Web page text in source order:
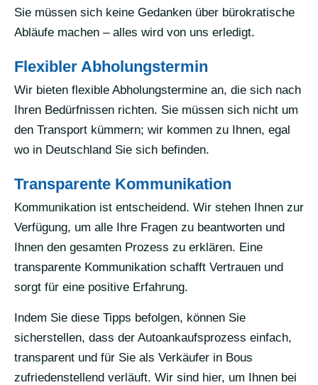
Sie müssen sich keine Gedanken über bürokratische
Abläufe machen – alles wird von uns erledigt.
Flexibler Abholungstermin
Wir bieten flexible Abholungstermine an, die sich nach
Ihren Bedürfnissen richten. Sie müssen sich nicht um
den Transport kümmern; wir kommen zu Ihnen, egal
wo in Deutschland Sie sich befinden.
Transparente Kommunikation
Kommunikation ist entscheidend. Wir stehen Ihnen zur
Verfügung, um alle Ihre Fragen zu beantworten und
Ihnen den gesamten Prozess zu erklären. Eine
transparente Kommunikation schafft Vertrauen und
sorgt für eine positive Erfahrung.
Indem Sie diese Tipps befolgen, können Sie
sicherstellen, dass der Autoankaufsprozess einfach,
transparent und für Sie als Verkäufer in Bous
zufriedenstellend verläuft. Wir sind hier, um Ihnen bei